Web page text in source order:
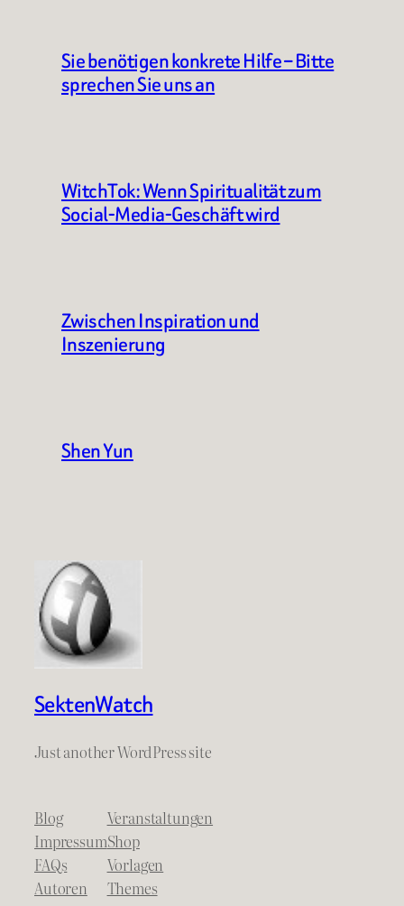
Sie benötigen konkrete Hilfe – Bitte
sprechen Sie uns an
WitchTok: Wenn Spiritualität zum
Social-Media-Geschäft wird
Zwischen Inspiration und
Inszenierung
Shen Yun
SektenWatch
Just another WordPress site
Blog
Impressum
FAQs
Autoren
Veranstaltungen
Shop
Vorlagen
Themes